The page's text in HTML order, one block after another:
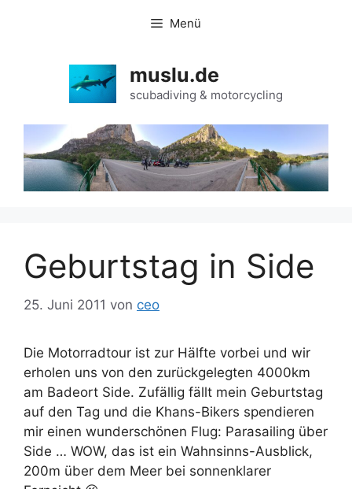
Menü
muslu.de
scubadiving & motorcycling
Geburtstag in Side
25. Juni 2011 von ceo
Die Motorradtour ist zur Hälfte vorbei und wir
erholen uns von den zurückgelegten 4000km
am Badeort Side. Zufällig fällt mein Geburtstag
auf den Tag und die Khans-Bikers spendieren
mir einen wunderschönen Flug: Parasailing über
Side … WOW, das ist ein Wahnsinns-Ausblick,
200m über dem Meer bei sonnenklarer